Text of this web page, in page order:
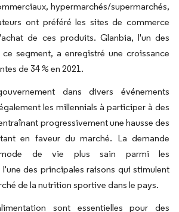
hypermarchés/supermarchés,
ont préféré les sites de commerce
de ces produits. Glanbia, l'un des
segment, a enregistré une croissance
de 34 % en 2021.
dans divers événements
les millennials à participer à des
progressivement une hausse des
en faveur du marché. La demande
de vie plus sain parmi les
des principales raisons qui stimulent
de la nutrition sportive dans le pays.
sont essentielles pour des